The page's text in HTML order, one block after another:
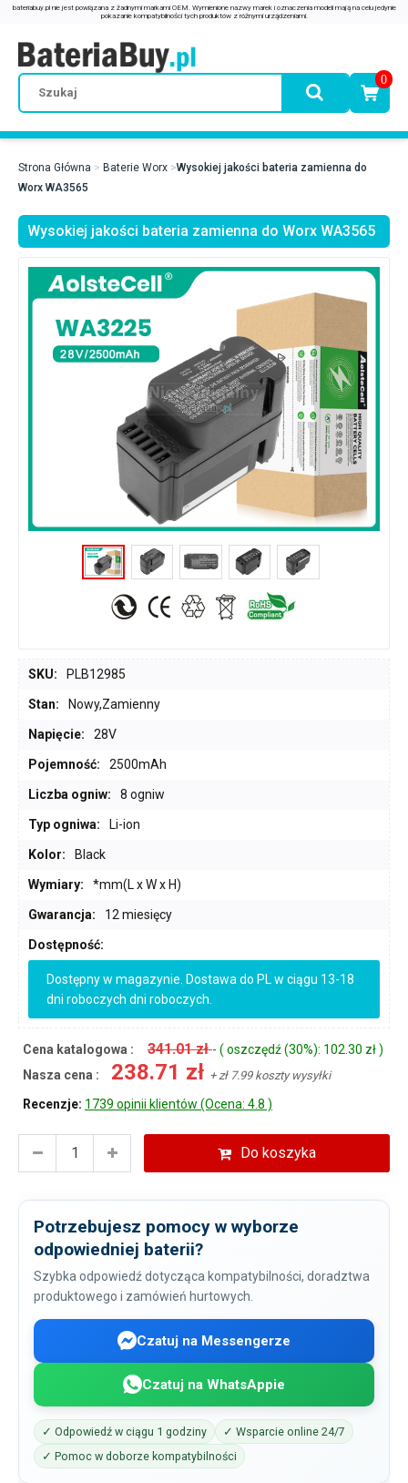
0
Strona Główna Baterie Worx
Wysokiej jakości bateria zamienna do
Worx WA3565
Wysokiej jakości bateria zamienna do Worx WA3565
SKU: PLB12985
Stan: Nowy,Zamienny
Napięcie: 28V
Pojemność: 2500mAh
Liczba ogniw: 8 ogniw
Typ ogniwa: Li-ion
Kolor: Black
Wymiary: *mm(L x W x H)
Gwarancja: 12 miesięcy
Dostępność:
Dostępny w magazynie. Dostawa do PL w ciągu 13-18
dni roboczych dni roboczych.
Cena katalogowa : 341.01 zł- ( oszczędź (30%): 102.30 zł )
Nasza cena :
238.71 zł + zł 7.99 koszty wysyłki
Recenzje: 1739 opinii klientów (Ocena: 4.8 )
Do koszyka
Potrzebujesz pomocy w wyborze
odpowiedniej baterii?
Szybka odpowiedź dotycząca kompatybilności, doradztwa
produktowego i zamówień hurtowych.
Czatuj na Messengerze
Czatuj na WhatsAppie
✓ Odpowiedź w ciągu 1 godziny
✓ Wsparcie online 24/7
✓ Pomoc w doborze kompatybilności